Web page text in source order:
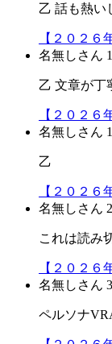
乙 話も熱い
【２０２
名無しさん
乙 文章が丁
【２０２
名無しさん
乙
【２０２
名無しさん
これは読み
【２０２
名無しさん
ペルソナ